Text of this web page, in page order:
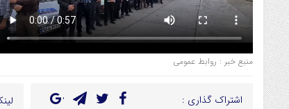
منبع خبر : روابط عمومی
اشتراک گذاری :